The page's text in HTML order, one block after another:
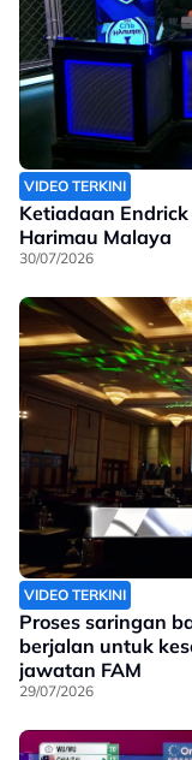
VIDEO TERKINI
Ketiadaan
Harimau Malaya
30/07/2026
VIDEO TERKINI
Proses saringan
berjalan untuk
jawatan FAM
29/07/2026